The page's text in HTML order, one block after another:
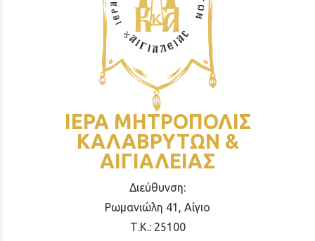
ΙΕΡΑ ΜΗΤΡΟΠΟΛΙΣ
ΚΑΛΑΒΡΥΤΩΝ &
ΑΙΓΙΑΛΕΙΑΣ
Διεύθυνση:
Ρωμανιώλη 41, Αίγιο
Τ.Κ.: 25100